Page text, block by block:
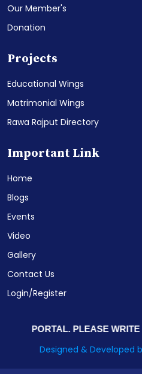
Our Member's
Donation
Projects
Educational Wings
Matrimonial Wings
Rawa Rajput Directory
Important Link
Home
Blogs
Events
Video
Gallery
Contact Us
Login/Register
PORTAL. PLEASE WRITE US
Designed & Developed